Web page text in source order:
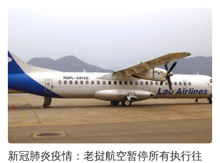
新冠肺炎疫情：老挝航空暂停所有执行往